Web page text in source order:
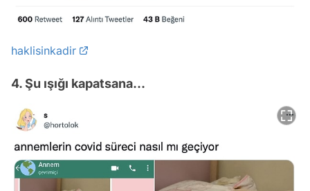
haklisinkadir
4. Şu ışığı kapatsana...